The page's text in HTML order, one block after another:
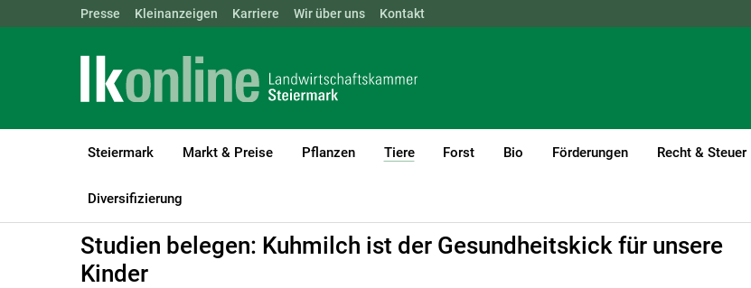
Landwirtschaftskammern: ÖSTERREICH BGLD KTN NÖ
Presse Kleinanzeigen Karriere Wir über uns Kontakt
Steiermark Markt & Preise Pflanzen Tiere
(current)1
Forst Bio Förderungen Recht & Steuer
Diversifizierung
LK Steiermark Tiere
Studien belegen: Kuhmilch ist der Gesundheitskick für unsere
Kinder